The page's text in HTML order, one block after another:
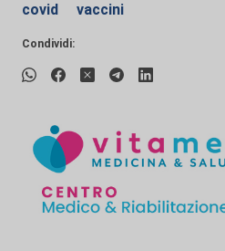
covid
vaccini
Condividi: